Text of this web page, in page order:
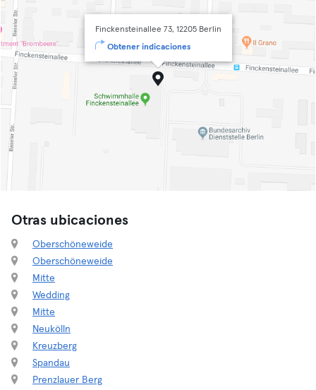
Finckensteinallee 73, 12205 Berlin
Obtener indicaciones
Otras ubicaciones
Oberschöneweide
Oberschöneweide
Mitte
Wedding
Mitte
Neukölln
Kreuzberg
Spandau
Prenzlauer Berg